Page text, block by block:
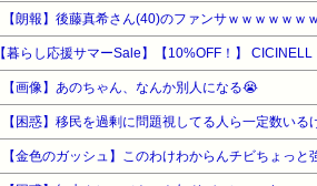
【朗報】後藤真希さん(40)のファンサｗｗｗｗｗｗ
【画像】あのちゃん、なんか別人になる😭
【困惑】移民を過剰に問題視してる人ら一定数いる
【金色のガッシュ】このわけわからんチビちょっと